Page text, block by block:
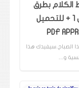
الكلام بطرق
وجمل رائعة درس لا يُفوّت ! الدرس 1 + للتحميل
الصباح..سيفيدك هذا
و…